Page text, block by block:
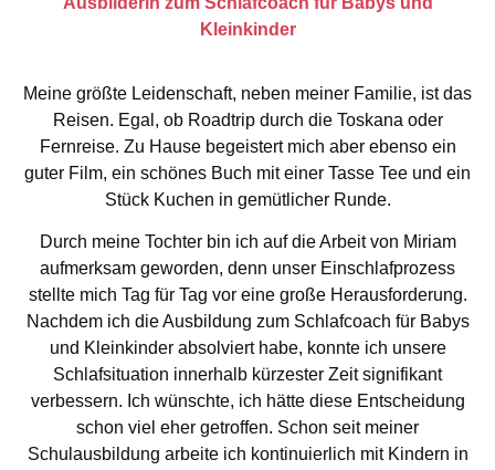
Kleinkinder
Meine größte Leidenschaft, neben meiner Familie, ist das
Reisen. Egal, ob Roadtrip durch die Toskana oder
Fernreise. Zu Hause begeistert mich aber ebenso ein
guter Film, ein schönes Buch mit einer Tasse Tee und ein
Stück Kuchen in gemütlicher Runde.
Durch meine Tochter bin ich auf die Arbeit von Miriam
aufmerksam geworden, denn unser Einschlafprozess
stellte mich Tag für Tag vor eine große Herausforderung.
Nachdem ich die Ausbildung zum Schlafcoach für Babys
und Kleinkinder absolviert habe, konnte ich unsere
Schlafsituation innerhalb kürzester Zeit signifikant
verbessern. Ich wünschte, ich hätte diese Entscheidung
schon viel eher getroffen. Schon seit meiner
Schulausbildung arbeite ich kontinuierlich mit Kindern in